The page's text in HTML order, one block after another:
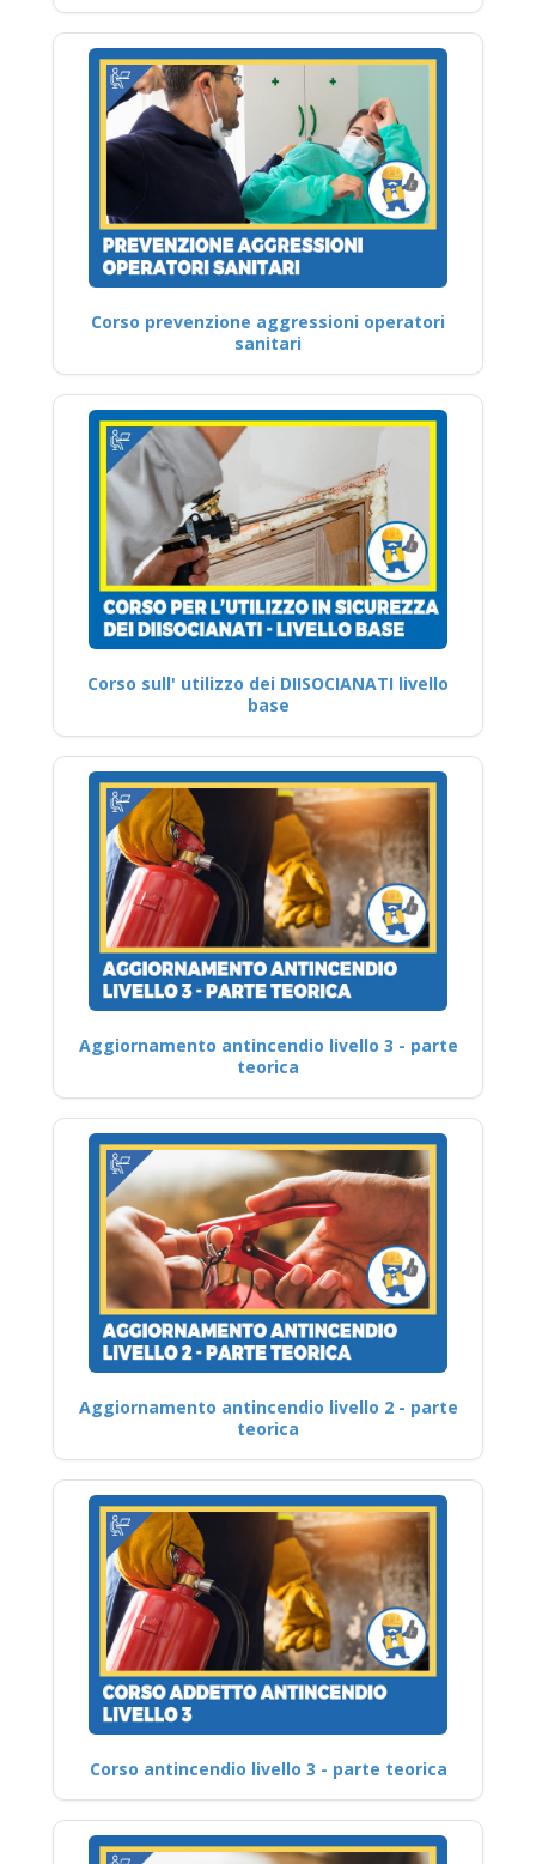
Corso prevenzione aggressioni operatori
sanitari
Corso sull' utilizzo dei DIISOCIANATI livello
base
Aggiornamento antincendio livello 3 - parte
teorica
Aggiornamento antincendio livello 2 - parte
teorica
Corso antincendio livello 3 - parte teorica